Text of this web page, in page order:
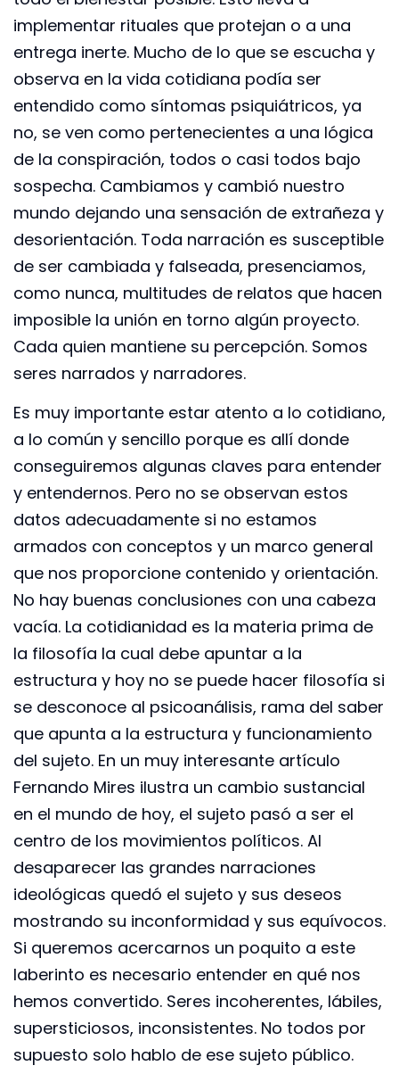
implementar rituales que protejan o a una
entrega inerte. Mucho de lo que se escucha y
observa en la vida cotidiana podía ser
entendido como síntomas psiquiátricos, ya
no, se ven como pertenecientes a una lógica
de la conspiración, todos o casi todos bajo
sospecha. Cambiamos y cambió nuestro
mundo dejando una sensación de extrañeza y
desorientación. Toda narración es susceptible
de ser cambiada y falseada, presenciamos,
como nunca, multitudes de relatos que hacen
imposible la unión en torno algún proyecto.
Cada quien mantiene su percepción. Somos
seres narrados y narradores.
Es muy importante estar atento a lo cotidiano,
a lo común y sencillo porque es allí donde
conseguiremos algunas claves para entender
y entendernos. Pero no se observan estos
datos adecuadamente si no estamos
armados con conceptos y un marco general
que nos proporcione contenido y orientación.
No hay buenas conclusiones con una cabeza
vacía. La cotidianidad es la materia prima de
la filosofía la cual debe apuntar a la
estructura y hoy no se puede hacer filosofía si
se desconoce al psicoanálisis, rama del saber
que apunta a la estructura y funcionamiento
del sujeto. En un muy interesante artículo
Fernando Mires ilustra un cambio sustancial
en el mundo de hoy, el sujeto pasó a ser el
centro de los movimientos políticos. Al
desaparecer las grandes narraciones
ideológicas quedó el sujeto y sus deseos
mostrando su inconformidad y sus equívocos.
Si queremos acercarnos un poquito a este
laberinto es necesario entender en qué nos
hemos convertido. Seres incoherentes, lábiles,
supersticiosos, inconsistentes. No todos por
supuesto solo hablo de ese sujeto público.